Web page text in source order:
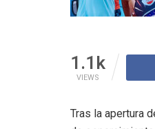
1.1k
VIEWS
Tras la apertura